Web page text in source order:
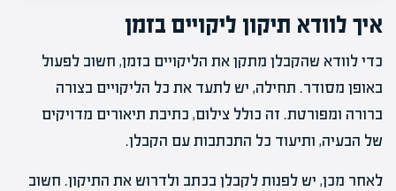
איך לוודא תיקון ליקויים בזמן
כדי לוודא שהקבלן מתקן את הליקויים בזמן, חשוב לפעול
באופן מסודר. תחילה, יש לתעד את כל הליקויים בצורה
ברורה ומפורטת. זה כולל צילום, כתיבת תיאורים מדויקים
של הבעיה, ותיעוד כל התכתבות עם הקבלן.
לאחר מכן, יש לפנות לקבלן בכתב ולדרוש את התיקון. חשוב